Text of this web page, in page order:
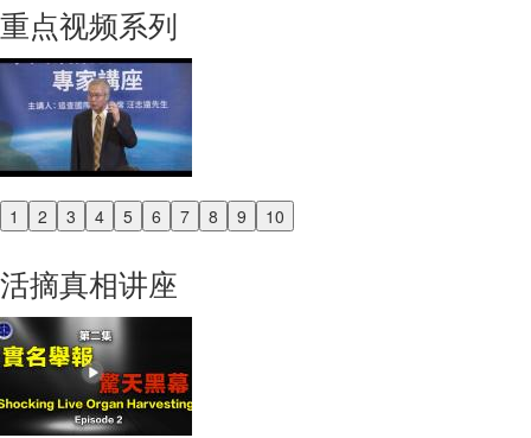
重点视频系列
1 2 3 4 5 6 7 8 9 10
Previous
活摘真相讲座